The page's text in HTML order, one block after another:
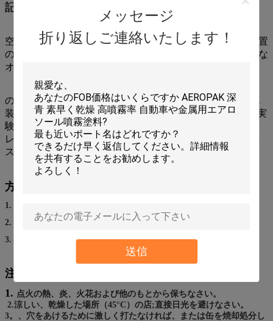
メッセージ
折り返しご連絡いたします！
送信
記述:
空気塵払いは懸命にから塵、土および家およびオフィス装置
の区域に達するために顕微鏡の残骸を取除く。それは安全な
オゾンである
のために推薦される:コンピュータ·キーボード·ミシン·写真
装置·金銭登録機·プリンター·ファクシミリ·コピアー·電話·実
験装置·TV·ビデオデッキ·タイプライター·真空·走査器·ステ
レオ·腕時計·時計·郵送機械·ファン·音響設備·電気かみそり·
スポーツ用品·楽器·銃·机の上
方向:
1. 水、土、グリースを等取除きなさい。
2. 缶の使用をよりかなり前に揺すりなさい。
3. 吹きかかるべき表面からの缶15-20 cmを握りなさい。
注意:
1. 点火の熱、炎、火花および他のもとから保ちなさい。
2.涼しい、乾燥した場所（45°C）の店;直接日光を避けなさい。
3。、穴をあけるために激しく打たなければ、または缶を焼却処分し